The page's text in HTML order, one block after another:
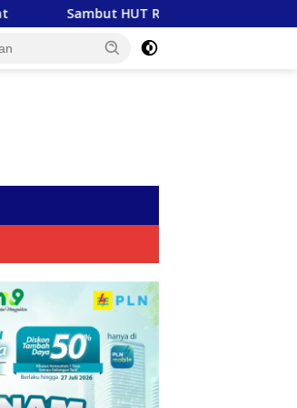
81, PLN Tebar Energi Kebaikan dari